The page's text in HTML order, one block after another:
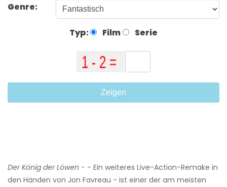
Genre:
Typ: Film Serie
Zeigen
Der König der Löwen - - Ein weiteres Live-Action-Remake in
den Händen von Jon Favreau - ist einer der am meisten